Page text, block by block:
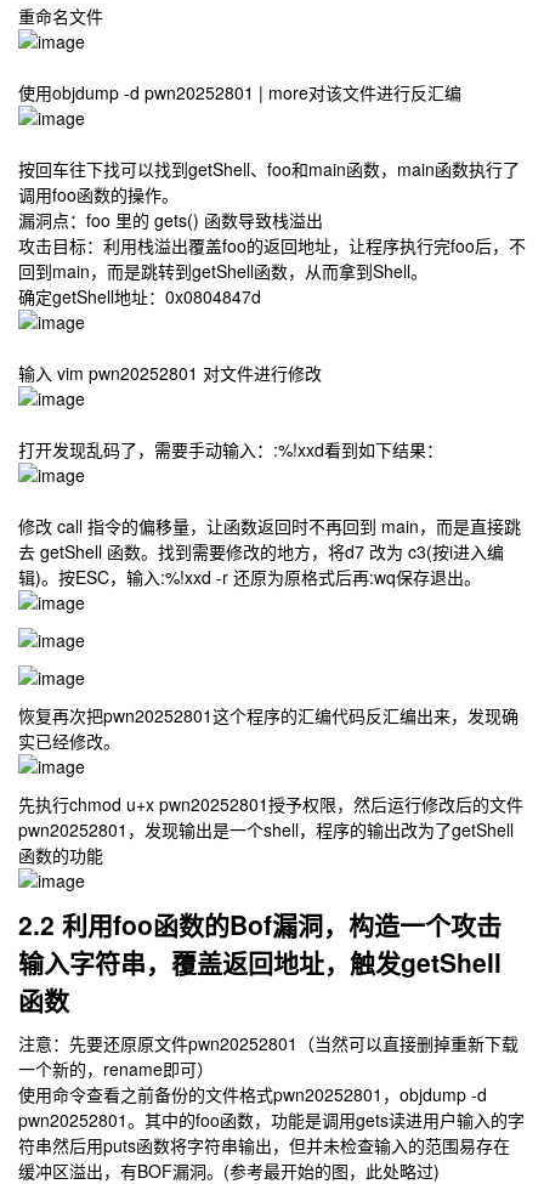
重命名文件
使用objdump -d pwn20252801 | more对该文件进行反汇编
按回车往下找可以找到getShell、foo和main函数，main函数执行了
调用foo函数的操作。
漏洞点：foo 里的 gets() 函数导致栈溢出
攻击目标：利用栈溢出覆盖foo的返回地址，让程序执行完foo后，不
回到main，而是跳转到getShell函数，从而拿到Shell。
确定getShell地址：0x0804847d
输入 vim pwn20252801 对文件进行修改
打开发现乱码了，需要手动输入： :%!xxd看到如下结果：
修改 call 指令的偏移量，让函数返回时不再回到 main，而是直接跳
去 getShell 函数。找到需要修改的地方，将d7 改为 c3(按i进入编
辑)。按ESC，输入:%!xxd -r 还原为原格式后再:wq保存退出。
恢复再次把pwn20252801这个程序的汇编代码反汇编出来，发现确
实已经修改。
先执行chmod u+x pwn20252801授予权限，然后运行修改后的文件
pwn20252801，发现输出是一个shell，程序的输出改为了getShell
函数的功能
2.2 利用foo函数的Bof漏洞，构造一个攻击
输入字符串，覆盖返回地址，触发getShell
函数
注意：先要还原原文件pwn20252801（当然可以直接删掉重新下载
一个新的，rename即可）
使用命令查看之前备份的文件格式pwn20252801， objdump -d
pwn20252801。其中的foo函数，功能是调用gets读进用户输入的字
符串然后用puts函数将字符串输出，但并未检查输入的范围易存在
缓冲区溢出，有BOF漏洞。(参考最开始的图，此处略过)